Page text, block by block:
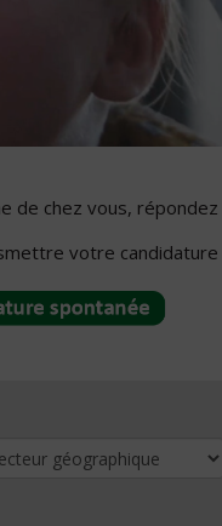
de chez vous,
votre candidature